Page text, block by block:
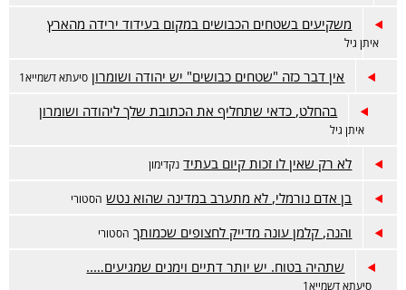
משקיעים בשטחים הכבושים במקום בעידוד ירידה מהארץ
איתן גיל
אין דבר כזה "שטחים כבושים" יש יהודה ושומרון סיעתא דשמייא1
בהחלט, כדאי שתחליף את הכתובת שלך ליהודה ושומרון
איתן גיל
לא רק שאין לו זכות קיום בעתיד נקדימון
בן אדם נורמלי, לא מתערב במדינה שהוא נטש הסטורי
והנה, קלמן עונה מדייק לחצופים שכמותך הסטורי
שתהיה בטוח. יש יותר דתיים וימנים שמגיעים…..
סיעתא דשמייא1